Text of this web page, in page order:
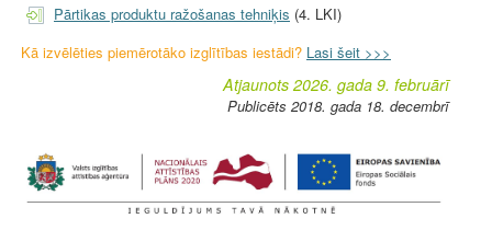
l Pārtikas produktu ražošanas tehniķis (4. LKI)
Kā izvēlēties piemērotāko izglītības iestādi? Lasi šeit >>>
Atjaunots 2026. gada 9. februārī
Publicēts 2018. gada 18. decembrī